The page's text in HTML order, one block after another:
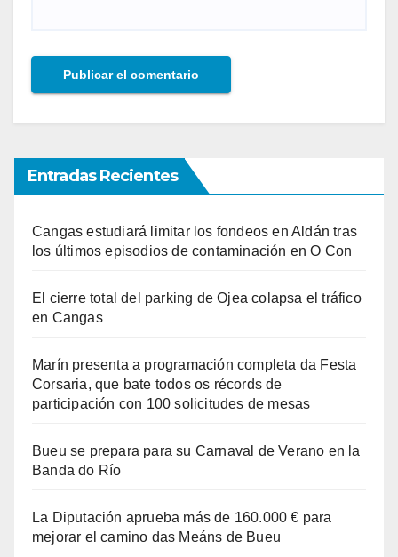
Entradas Recientes
Cangas estudiará limitar los fondeos en Aldán tras
los últimos episodios de contaminación en O Con
El cierre total del parking de Ojea colapsa el tráfico
en Cangas
Marín presenta a programación completa da Festa
Corsaria, que bate todos os récords de
participación con 100 solicitudes de mesas
Bueu se prepara para su Carnaval de Verano en la
Banda do Río
La Diputación aprueba más de 160.000 € para
mejorar el camino das Meáns de Bueu